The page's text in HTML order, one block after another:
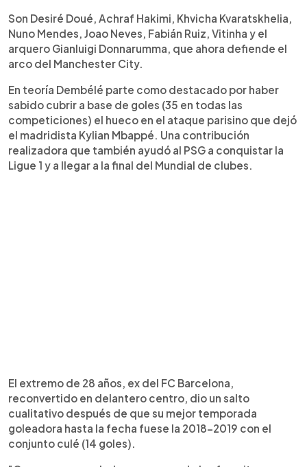
Son Desiré Doué, Achraf Hakimi, Khvicha Kvaratskhelia,
Nuno Mendes, Joao Neves, Fabián Ruiz, Vitinha y el
arquero Gianluigi Donnarumma, que ahora defiende el
arco del Manchester City.
En teoría Dembélé parte como destacado por haber
sabido cubrir a base de goles (35 en todas las
competiciones) el hueco en el ataque parisino que dejó
el madridista Kylian Mbappé. Una contribución
realizadora que también ayudó al PSG a conquistar la
Ligue 1 y a llegar a la final del Mundial de clubes.
El extremo de 28 años, ex del FC Barcelona,
reconvertido en delantero centro, dio un salto
cualitativo después de que su mejor temporada
goleadora hasta la fecha fuese la 2018-2019 con el
conjunto culé (14 goles).